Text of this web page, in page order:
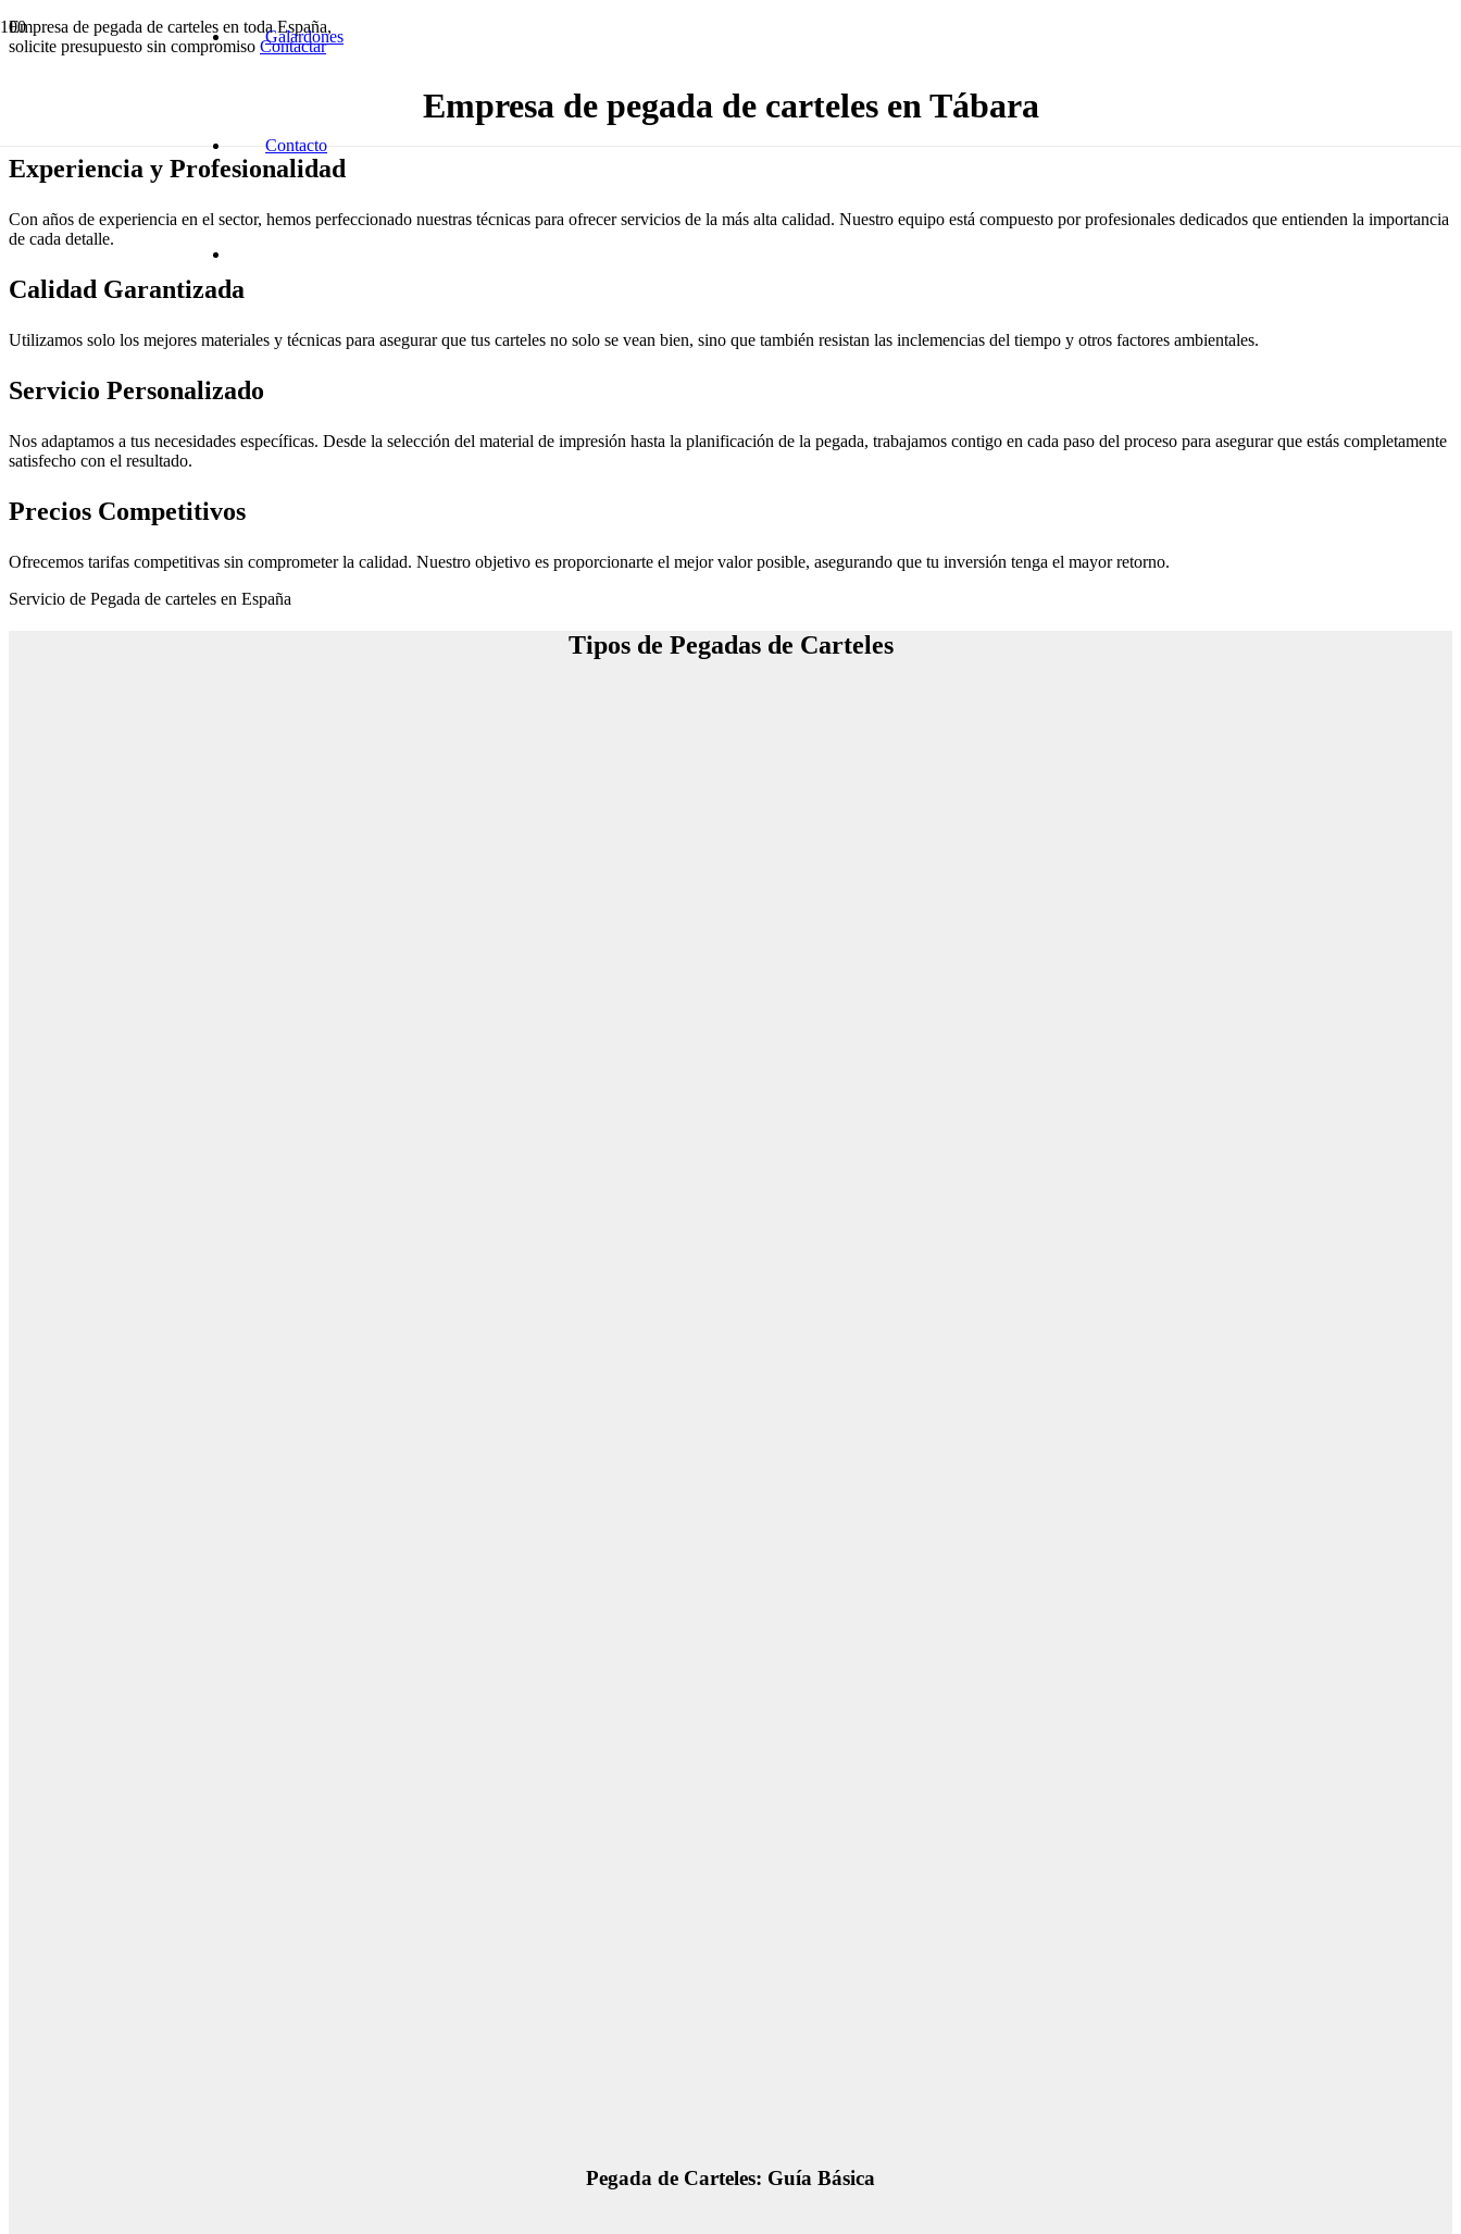
Galardones
Contacto
Empresa de pegada de carteles en toda España,
solicite presupuesto sin compromiso Contactar
Empresa de pegada de carteles en Tábara
Experiencia y Profesionalidad
Con años de experiencia en el sector, hemos perfeccionado nuestras técnicas para ofrecer servicios de la más alta calidad. Nuestro equipo está compuesto por profesionales dedicados que entienden la importancia
de cada detalle.
Calidad Garantizada
Utilizamos solo los mejores materiales y técnicas para asegurar que tus carteles no solo se vean bien, sino que también resistan las inclemencias del tiempo y otros factores ambientales.
Servicio Personalizado
Nos adaptamos a tus necesidades específicas. Desde la selección del material de impresión hasta la planificación de la pegada, trabajamos contigo en cada paso del proceso para asegurar que estás completamente
satisfecho con el resultado.
Precios Competitivos
Ofrecemos tarifas competitivas sin comprometer la calidad. Nuestro objetivo es proporcionarte el mejor valor posible, asegurando que tu inversión tenga el mayor retorno.
Servicio de Pegada de carteles en España
Tipos de Pegadas de Carteles
Pegada de Carteles: Guía Básica